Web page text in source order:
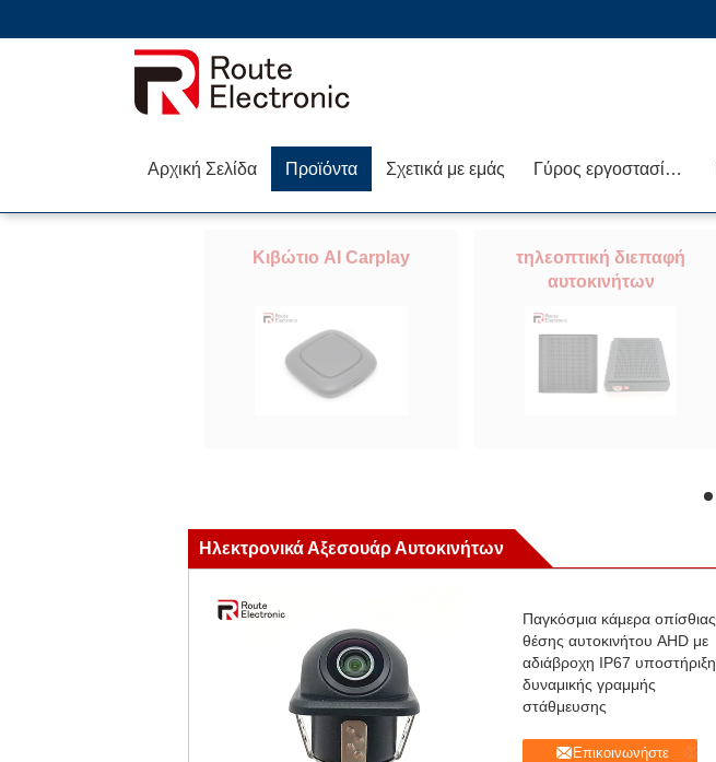
Αρχική Σελίδα Προϊόντα Σχετικά με εμάς Γύρος εργοστασίων
Κιβώτιο AI Carplay
τηλεοπτική διεπαφή
αυτοκινήτων
hd
Ηλεκτρονικά Αξεσουάρ Αυτοκινήτων
Παγκόσμια κάμερα οπίσθιας
θέσης αυτοκινήτου AHD με
αδιάβροχη IP67 υποστήριξη
δυναμικής γραμμής
στάθμευσης
Επικοινωνήστε